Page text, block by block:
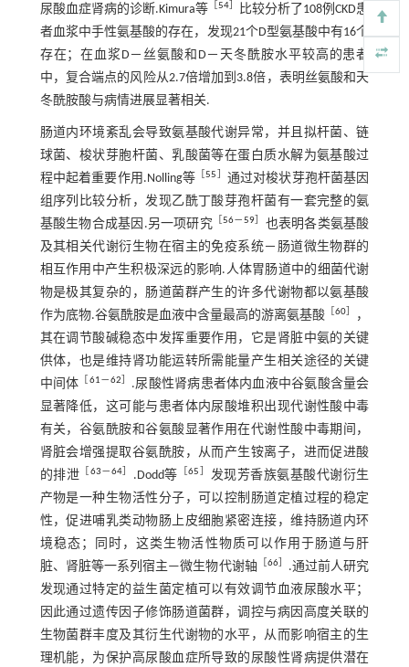
尿酸血症肾病的诊断.Kimura等 ［54
比较分析了108例CKD患
者血浆中手性氨基酸的存在，发现21个D型氨基酸中有16个
存在；在血浆D－丝氨酸和D－天冬酰胺水平较高的患者
中，复合端点的风险从2.7倍增加到3.8倍，表明丝氨酸和天
冬酰胺酸与病情进展显著相关.
肠道内环境紊乱会导致氨基酸代谢异常，并且拟杆菌、链
球菌、梭状芽胞杆菌、乳酸菌等在蛋白质水解为氨基酸过
程中起着重要作用.Nolling等 ［55
通过对梭状芽孢杆菌基因
组序列比较分析，发现乙酰丁酸芽孢杆菌有一套完整的氨
基酸生物合成基因.另一项研究 ［56－59
也表明各类氨基酸
及其相关代谢衍生物在宿主的免疫系统－肠道微生物群的
相互作用中产生积极深远的影响.人体胃肠道中的细菌代谢
物是极其复杂的，肠道菌群产生的许多代谢物都以氨基酸
作为底物.谷氨酰胺是血液中含量最高的游离氨基酸 ［60
，
其在调节酸碱稳态中发挥重要作用，它是肾脏中氨的关键
供体，也是维持肾功能运转所需能量产生相关途径的关键
中间体
61－62
.尿酸性肾病患者体内血液中谷氨酸含量会
显著降低，这可能与患者体内尿酸堆积出现代谢性酸中毒
有关，谷氨酰胺和谷氨酸显著作用在代谢性酸中毒期间，
肾脏会增强提取谷氨酰胺，从而产生铵离子，进而促进酸
的排泄
63－64］ .Dodd等 ［65
发现芳香族氨基酸代谢衍生
产物是一种生物活性分子，可以控制肠道定植过程的稳定
性，促进哺乳类动物肠上皮细胞紧密连接，维持肠道内环
境稳态；同时，这类生物活性物质可以作用于肠道与肝
脏、肾脏等一系列宿主—微生物代谢轴
66］ .通过前人研究
发现通过特定的益生菌定植可以有效调节血液尿酸水平；
因此通过遗传因子修饰肠道菌群，调控与病因高度关联的
生物菌群丰度及其衍生代谢物的水平，从而影响宿主的生
理机能，为保护高尿酸血症所导致的尿酸性肾病提供潜在